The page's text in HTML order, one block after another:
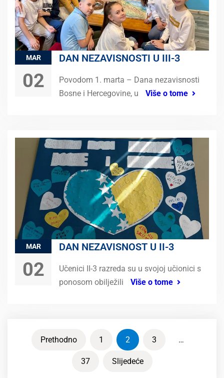
MAR
02
DAN NEZAVISNOSTI U III-3
Povodom 1. marta – Dana nezavisnosti
Bosne i Hercegovine, u
Više o tome
MAR
02
DAN NEZAVISNOST U II-3
Učenici II-3 razreda su u svojoj učionici s
ponosom obilježili
Više o tome
Prethodno 1 2 3 …
37 Slijedeće